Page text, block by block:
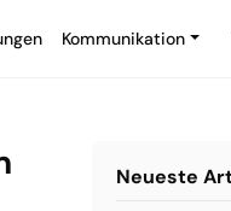
Kommunikation
Neueste